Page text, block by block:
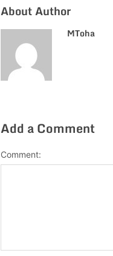
About Author
MToha
Add a Comment
Comment: